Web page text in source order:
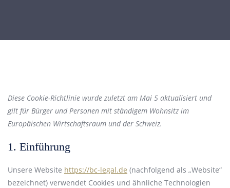
Diese Cookie-Richtlinie wurde zuletzt am Mai 5 aktualisiert und
gilt für Bürger und Personen mit ständigem Wohnsitz im
Europäischen Wirtschaftsraum und der Schweiz.
1. Einführung
Unsere Website https://bc-legal.de (nachfolgend als „Website“
bezeichnet) verwendet Cookies und ähnliche Technologien